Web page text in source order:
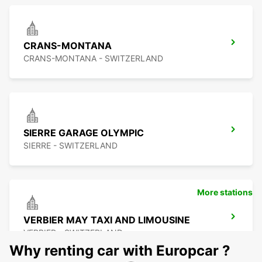
CRANS-MONTANA
CRANS-MONTANA - SWITZERLAND
SIERRE GARAGE OLYMPIC
SIERRE - SWITZERLAND
VERBIER MAY TAXI AND LIMOUSINE
VERBIER - SWITZERLAND
More stations
Why renting car with Europcar ?